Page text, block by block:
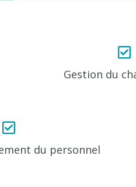
Gestion du
du personnel